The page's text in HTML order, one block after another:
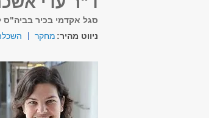
סגל אקדמי בכיר בביה"ס
ניווט מהיר: מחקר